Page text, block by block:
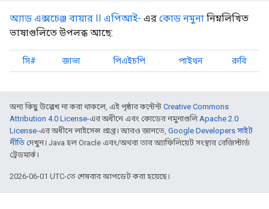
অ্যাড এক্সচেঞ্জ বায়ার II এপিআই- এর কোড নমুনা নিম্নলিখিত
ভাষাগুলিতে উপলব্ধ আছে:
সি# জাভা পিএইচপি পাইথন রুবি
অন্য কিছু উল্লেখ না করা থাকলে, এই পৃষ্ঠার কন্টেন্ট Creative Commons
Attribution 4.0 License-এর অধীনে এবং কোডের নমুনাগুলিApache 2.0
License-এর অধীনে লাইসেন্স প্রাপ্ত। আরও জানতে, Google Developers সাইট
নীতি দেখুন। Java হল Oracle এবং/অথবা তার অ্যাফিলিয়েট সংস্থার রেজিস্টার্ড
ট্রেডমার্ক।
2026-06-01 UTC-তে শেষবার আপডেট করা হয়েছে।